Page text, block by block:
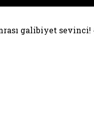
galibiyet